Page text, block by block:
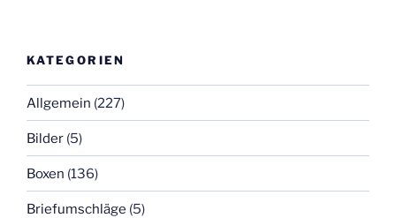
KATEGORIEN
Allgemein (227)
Bilder (5)
Boxen (136)
Briefumschläge (5)